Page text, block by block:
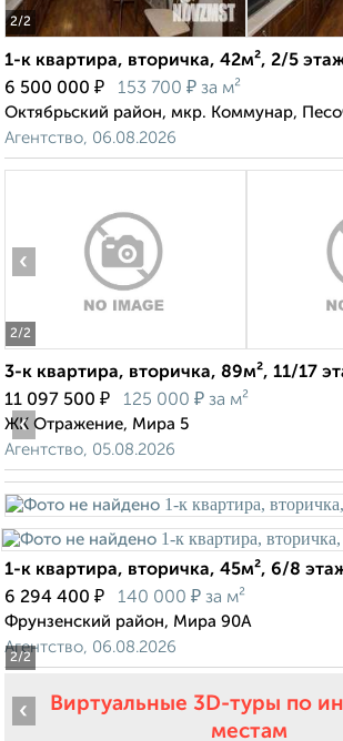
2/2
1-к квартира, вторичка, 42м², 2/5
6 500 000 ₽ 153 700 ₽ за м²
Октябрьский район, мкр. Коммунар,
Агентство, 06.08.2026
2/2
‹
3-к квартира, вторичка, 89м², 11/17
11 097 500 ₽ 125 000 ₽ за м²
ЖК Отражение, Мира 5
Агентство, 05.08.2026
2/2
‹
1-к квартира, вторичка, 45м², 6/8
6 294 400 ₽ 140 000 ₽ за м²
Фрунзенский район, Мира 90А
Агентство, 06.08.2026
Виртуальные 3D-туры по
местам
‹